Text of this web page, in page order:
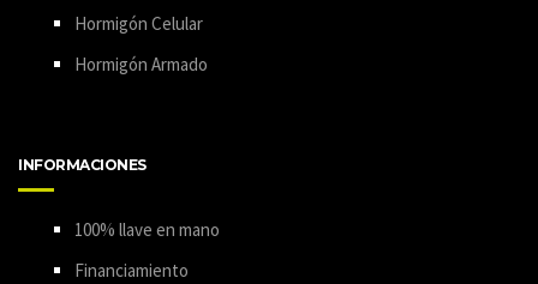
Hormigón Celular
Hormigón Armado
INFORMACIONES
100% llave en mano
Financiamiento